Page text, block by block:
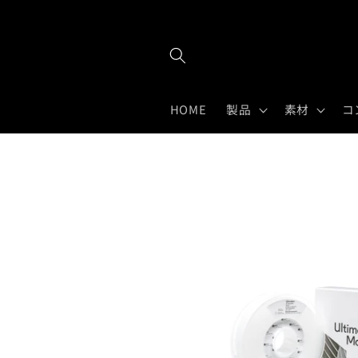
HOME 製品 素材